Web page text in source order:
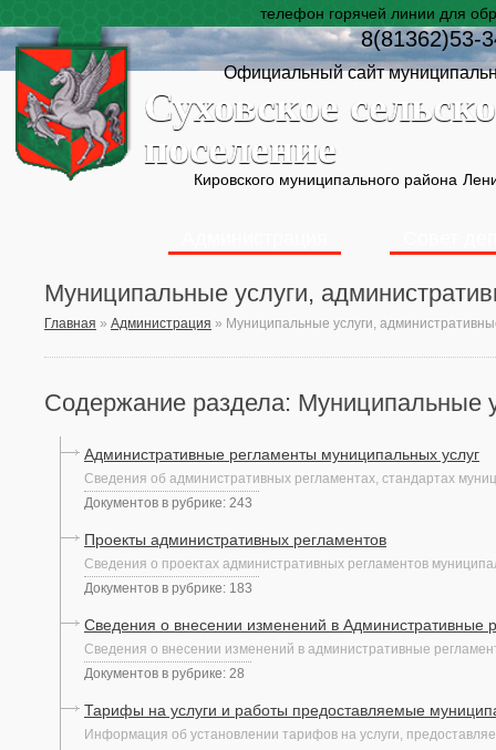
телефон горячей линии для
8(81362)53-
Официальный сайт
Суховское
поселение
Кировского муниципального района
Муниципальные услуги,
Главная » Администрация » Муниципальные услуги,
Содержание раздела: Муниципальные
Административные регламенты муниципальных услуг
Сведения об административных регламентах, стандартах
Документов в рубрике: 243
Проекты административных регламентов
Сведения о проектах административных регламентов
Документов в рубрике: 183
Сведения о внесении изменений в Административные
Сведения о внесении изменений в административные
Документов в рубрике: 28
Тарифы на услуги и работы предоставляемые
Информация об установлении тарифов на услуги,